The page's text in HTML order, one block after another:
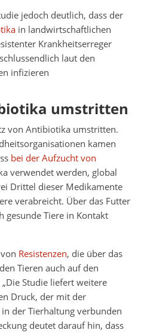
jedoch deutlich, dass der
in landwirtschaftlichen
Krankheitserreger
laut den
infizieren
umstritten
von Antibiotika umstritten.
kamen
bei der Aufzucht von
verwendet werden, global
Drittel dieser Medikamente
verabreicht. Über das Futter
gesunde Tiere in Kontakt
Resistenzen, die über das
Tieren auch auf den
Studie liefert weitere
Druck, der mit der
der Tierhaltung verbunden
deutet darauf hin, dass